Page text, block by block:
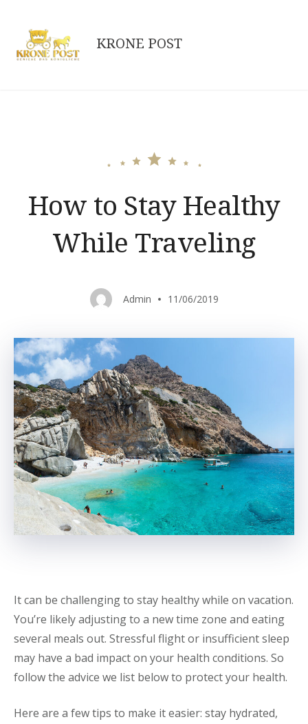
content
KRONE POST
How to Stay Healthy
While Traveling
Admin 11/06/2019
It can be challenging to stay healthy while on vacation.
You’re likely adjusting to a new time zone and eating
several meals out. Stressful flight or insufficient sleep
may have a bad impact on your health conditions. So
follow the advice we list below to protect your health.
Here are a few tips to make it easier: stay hydrated,